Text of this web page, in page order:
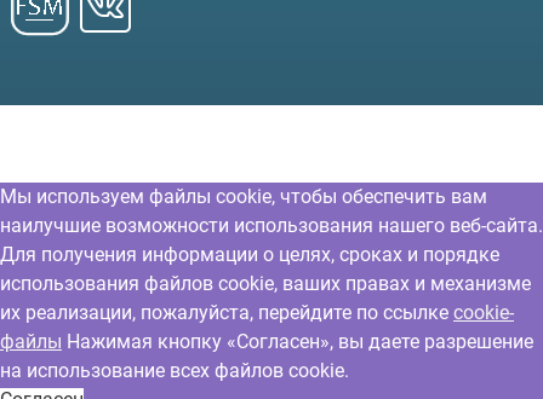
Мы используем файлы cookie, чтобы обеспечить вам
наилучшие возможности использования нашего веб-сайта.
Для получения информации о целях, сроках и порядке
использования файлов cookie, ваших правах и механизме
их реализации, пожалуйста, перейдите по ссылке cookie-
файлы Нажимая кнопку «Согласен», вы даете разрешение
на использование всех файлов cookie.